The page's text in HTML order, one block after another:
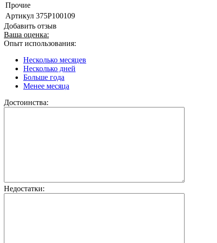
Прочие
Артикул 375P100109
Добавить отзыв
Ваша оценка:
Опыт использования:
Несколько месяцев
Несколько дней
Больше года
Менее месяца
Достоинства:
Недостатки: